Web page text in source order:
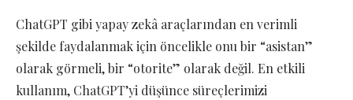
ChatGPT gibi yapay zekâ araçlarından en verimli
şekilde faydalanmak için öncelikle onu bir “asistan”
olarak görmeli, bir “otorite” olarak değil. En etkili
kullanım, ChatGPT’yi düşünce süreçlerimizi